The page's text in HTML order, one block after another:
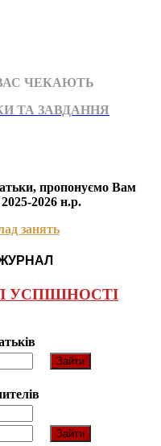
ЧЕКАЮТЬ
ТА ЗАВДАННЯ
пропонуємо Вам
2026 н.р.
занять
УСПІШНОСТІ